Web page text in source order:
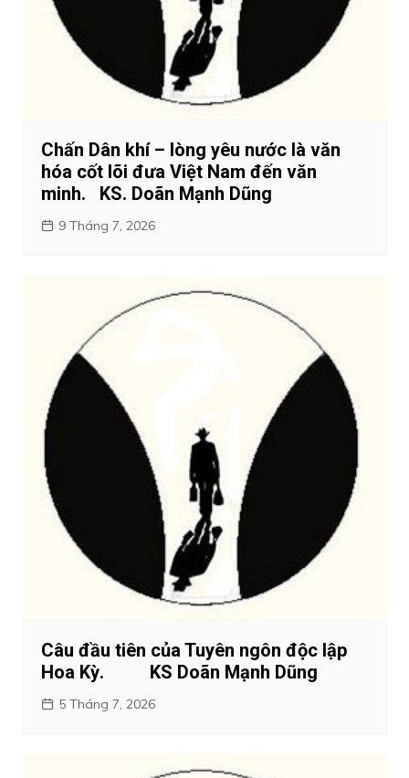
Chấn Dân khí – lòng yêu nước là văn
hóa cốt lõi đưa Việt Nam đến văn
minh. KS. Doãn Mạnh Dũng
9 Tháng 7, 2026
Câu đầu tiên của Tuyên ngôn độc lập
Hoa Kỳ. KS Doãn Mạnh Dũng
5 Tháng 7, 2026